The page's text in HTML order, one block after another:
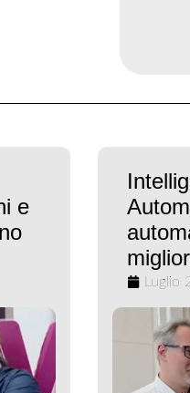
e
Luglio